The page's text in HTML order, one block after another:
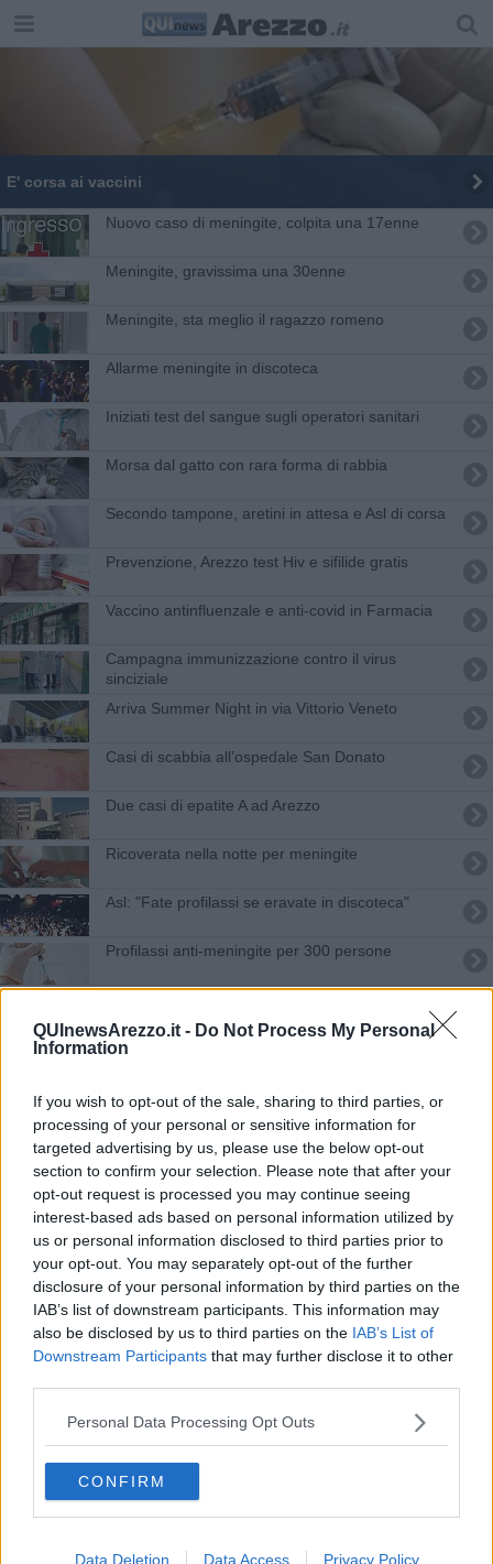
QUInewsArezzo.it - Do Not Process My Personal
Information
If you wish to opt-out of the sale, sharing to third parties, or
processing of your personal or sensitive information for
targeted advertising by us, please use the below opt-out
section to confirm your selection. Please note that after your
opt-out request is processed you may continue seeing
interest-based ads based on personal information utilized by
us or personal information disclosed to third parties prior to
your opt-out. You may separately opt-out of the further
disclosure of your personal information by third parties on the
IAB’s list of downstream participants. This information may
also be disclosed by us to third parties on the IAB’s List of
Downstream Participants that may further disclose it to other
Personal Data Processing Opt Outs
CONFIRM
Data Deletion Data Access Privacy Policy
E' corsa ai vaccini
Nuovo caso di meningite, colpita una 17enne
Meningite, gravissima una 30enne
Meningite, sta meglio il ragazzo romeno
Allarme meningite in discoteca
Iniziati test del sangue sugli operatori sanitari
Morsa dal gatto con rara forma di rabbia
Secondo tampone, aretini in attesa e Asl di corsa
Prevenzione, Arezzo test Hiv e sifilide gratis
Vaccino antinfluenzale e anti-covid in Farmacia
Campagna immunizzazione contro il virus
sinciziale
Arriva Summer Night in via Vittorio Veneto
Casi di scabbia all’ospedale San Donato
Due casi di epatite A ad Arezzo
Ricoverata nella notte per meningite
Asl: "Fate profilassi se eravate in discoteca"
Profilassi anti-meningite per 300 persone
Edizione numero 15 per via Romana in festa
Un caso di tubercolosi in una scuola dell’infanzia
Bimbi contagiati dall'epatite A fuori dalle scuole
Prolungata la campagna di vaccinazione
Meningite, gravi le condizioni della giovane
Altro caso di meningite in discoteca
Sta meglio la donna colpita da meningite
Centrale di tracciamento, ai raggi X 50mila casi
Certificato di rientro a scuola, la Toscana punta a
Bimba di 11 anni ricoverata per meningite